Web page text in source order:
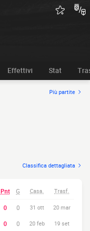
Effettivi Stat
Più partite
Classifica dettagliata
Pnt G Casa. Trasf.
0 0 31 ott 20 mar
0 0 20 feb 19 set